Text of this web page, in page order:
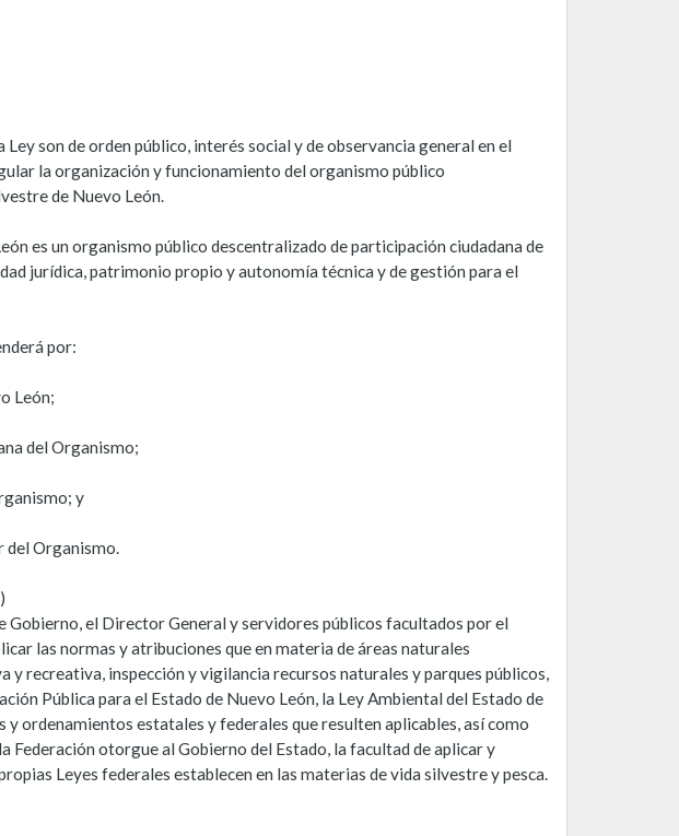
son de orden público, interés social y de observancia general en el
la organización y funcionamiento del organismo público
de Nuevo León.
es un organismo público descentralizado de participación ciudadana de
jurídica, patrimonio propio y autonomía técnica y de gestión para el
por:
León;
del Organismo;
y
Organismo.
Gobierno, el Director General y servidores públicos facultados por el
las normas y atribuciones que en materia de áreas naturales
y recreativa, inspección y vigilancia recursos naturales y parques públicos,
Pública para el Estado de Nuevo León, la Ley Ambiental del Estado de
y ordenamientos estatales y federales que resulten aplicables, así como
Federación otorgue al Gobierno del Estado, la facultad de aplicar y
Leyes federales establecen en las materias de vida silvestre y pesca.